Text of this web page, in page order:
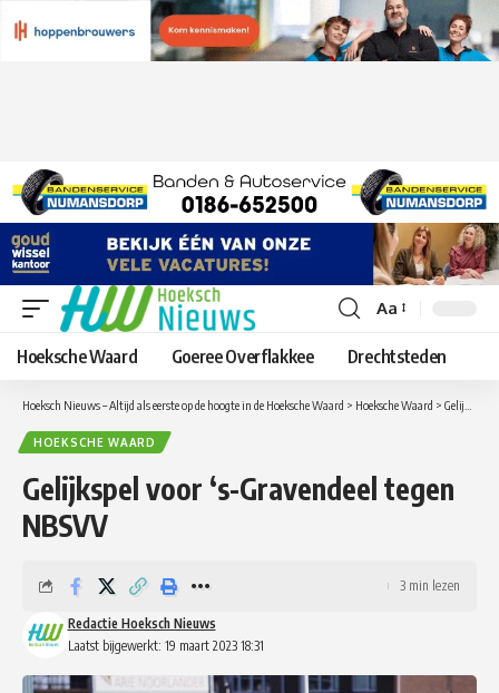
Lettergrootte
aanpassen
Aa
Hoeksche Waard Goeree Overflakkee Drechtsteden
Hoeksch Nieuws – Altijd als eerste op de hoogte in de Hoeksche Waard > Hoeksche Waard > Gelijkspel voor ‘s-Gravendeel tegen NBSVV
HOEKSCHE WAARD
Gelijkspel voor ‘s-Gravendeel tegen
NBSVV
Laatst bijgewerkt: 19 maart 2023 18:31
Redactie Hoeksch Nieuws
3 min lezen